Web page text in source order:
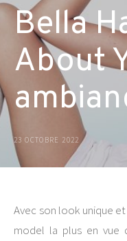
Bella
About
23 OCTOBRE 2022
Avec son look unique
model la plus en vue